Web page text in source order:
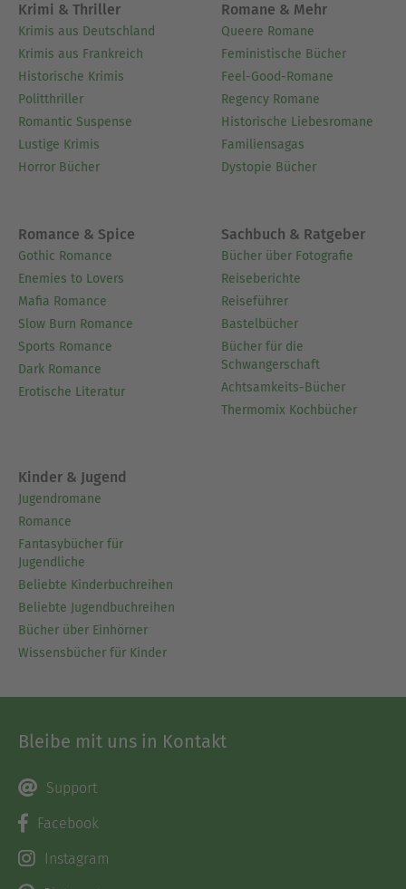
Krimi & Thriller
Krimis aus Deutschland
Krimis aus Frankreich
Historische Krimis
Politthriller
Romantic Suspense
Lustige Krimis
Horror Bücher
Romane & Mehr
Queere Romane
Feministische Bücher
Feel-Good-Romane
Regency Romane
Historische Liebesromane
Familiensagas
Dystopie Bücher
Romance & Spice
Gothic Romance
Enemies to Lovers
Mafia Romance
Slow Burn Romance
Sports Romance
Dark Romance
Erotische Literatur
Sachbuch & Ratgeber
Bücher über Fotografie
Reiseberichte
Reiseführer
Bastelbücher
Bücher für die
Schwangerschaft
Achtsamkeits-Bücher
Thermomix Kochbücher
Kinder & Jugend
Jugendromane
Romance
Fantasybücher für
Jugendliche
Beliebte Kinderbuchreihen
Beliebte Jugendbuchreihen
Bücher über Einhörner
Wissensbücher für Kinder
Bleibe mit uns in Kontakt
Support
Facebook
Instagram